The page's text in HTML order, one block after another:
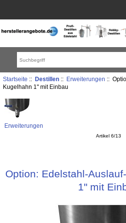
Startseite :: Destillen:: Erweiterungen ::
Kugelhahn 1" mit Einbau
Erweiterungen
Artikel 6/13
Option: Edelstahl-
1" mit